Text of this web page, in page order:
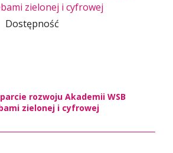
zielonej i cyfrowej
Dostępność
rozwoju Akademii WSB
zielonej i cyfrowej